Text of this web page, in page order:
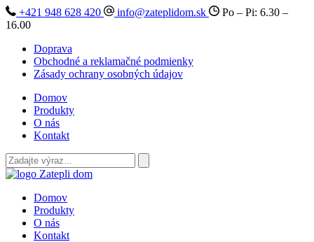
+421 948 628 420 info@zateplidom.sk
Po – Pi: 6.30 –
16.00
Doprava
Obchodné a reklamačné podmienky
Zásady ochrany osobných údajov
Domov
Produkty
O nás
Kontakt
Domov
Produkty
O nás
Kontakt